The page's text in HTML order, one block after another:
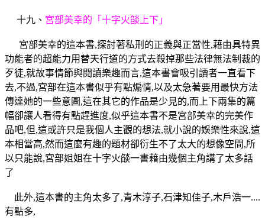
十九、 宮部美幸的「 十字火燄上下」
宮部美幸的這本書,探討著私刑的正義與正當性,藉由具特異
功能者的超能力用替天行道的方式去殺掉那些法律無法制裁的
歹徒,就故事情節與閱讀樂趣而言,這本書會吸引讀者一直看下
去,不過,宮部在這本書似乎有點煽情,以及太急著要用最快方法
傳達她的一些意圖,這在其它的作品是少見的,而上下兩集的篇
幅卻讓人看得有點趕進度,似乎這本書不是宮部美幸的完美作
品吧,但,這或許只是我個人主觀的想法,就小說的娛樂性來說,這
本相當高,然而這麼有趣的題材卻衍生不了太大的想像空間,所
以只能說,宮部姐姐在十字火燄一書藉由幾個主角講了太多話
了
此外,這本書的主角太多了,青木淳子,石津知佳子,木戶浩一....
有點多,